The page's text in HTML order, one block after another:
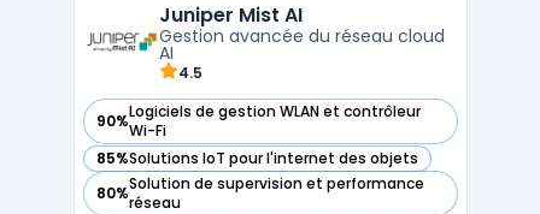
personnalisables et les rapports détaillés, l ...
Juniper Mist AI
Gestion avancée du réseau cloud
AI
4.5
90%Logiciels de gestion WLAN et contrôleur
Wi-Fi
— voir Juniper Mist AI dans cette catégorie
85%Solutions IoT pour l'internet des objets
— voir Juniper Mist AI dans cette catégorie
80%Solution de supervision et performance
réseau
— voir Juniper Mist AI dans cette catégorie